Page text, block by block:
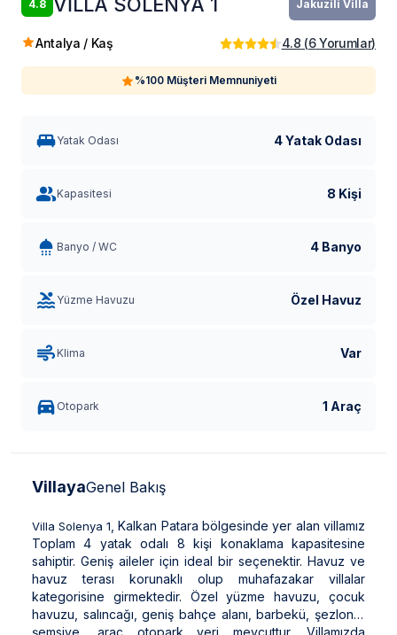
4.8 Jakuzili Villa
Antalya / Kaş 4.8 (6 Yorumlar)
%100 Müşteri Memnuniyeti
Yatak Odası 4 Yatak Odası
Kapasitesi 8 Kişi
Banyo / WC 4 Banyo
Yüzme Havuzu Özel Havuz
Klima Var
Otopark 1 Araç
VillayaGenel Bakış
Villa Solenya 1 , Kalkan Patara bölgesinde yer alan villamız
Toplam 4 yatak odalı 8 kişi konaklama kapasitesine
sahiptir. Geniş aileler için ideal bir seçenektir. Havuz ve
havuz terası korunaklı olup muhafazakar villalar
kategorisine girmektedir. Özel yüzme havuzu, çocuk
havuzu, salıncağı, geniş bahçe alanı, barbekü, şezlong,
şemsiye, araç otopark yeri mevcuttur. Villamızda